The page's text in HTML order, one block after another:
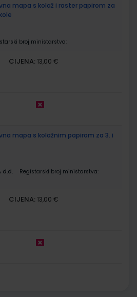
mapa s kolaž i raster papirom za
broj ministarstva:
CIJENA: 13,00 €
mapa s kolažnim papirom za 3. i
d.d.
Registarski broj ministarstva:
CIJENA: 13,00 €